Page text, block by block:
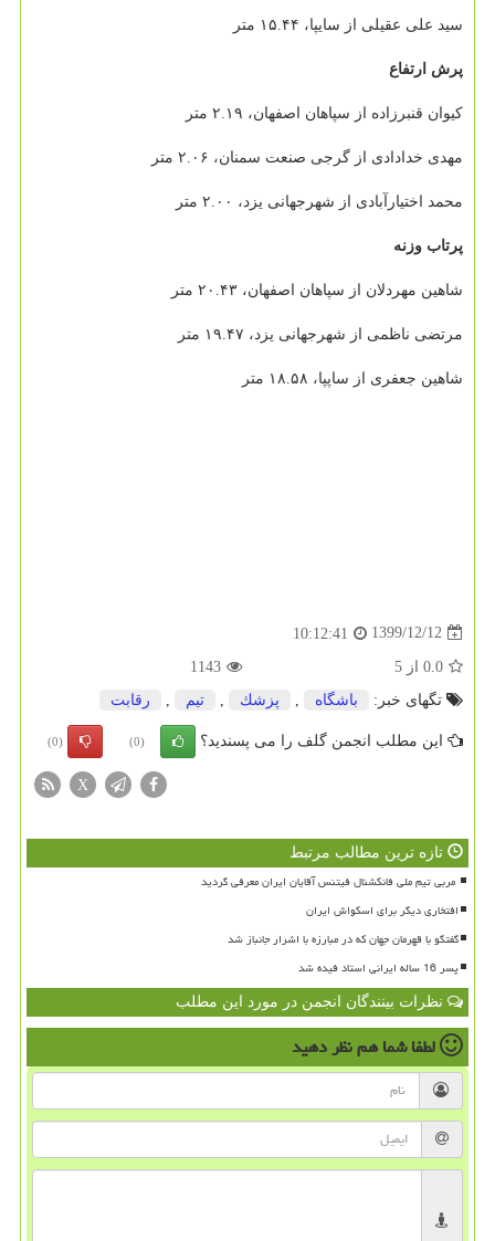
سید علی عقیلی از سایپا، ۱۵.۴۴ متر
پرش ارتفاع
کیوان قنبرزاده از سپاهان اصفهان، ۲.۱۹ متر
مهدی خدادادی از گرجی صنعت سمنان، ۲.۰۶ متر
محمد اختیارآبادی از شهرجهانی یزد، ۲.۰۰ متر
پرتاب وزنه
شاهین مهردلان از سپاهان اصفهان، ۲۰.۴۳ متر
مرتضی ناظمی از شهرجهانی یزد، ۱۹.۴۷ متر
شاهین جعفری از ساپپا، ۱۸.۵۸ متر
1399/12/12
10:12:41
0.0 از 5
1143
تگهای خبر:
باشگاه پزشك تیم رقابت
این مطلب انجمن گلف را می پسندید؟ (0)
(0)
X
تازه ترین مطالب مرتبط
افتخاری دیگر برای اسکواش ایران
گفتگو با قهرمان جهان که در مبارزه با اشرار جانباز شد
پسر 16 ساله ایرانی استاد فیده شد
نظرات بینندگان انجمن در مورد این مطلب
لطفا شما همنظر دهید